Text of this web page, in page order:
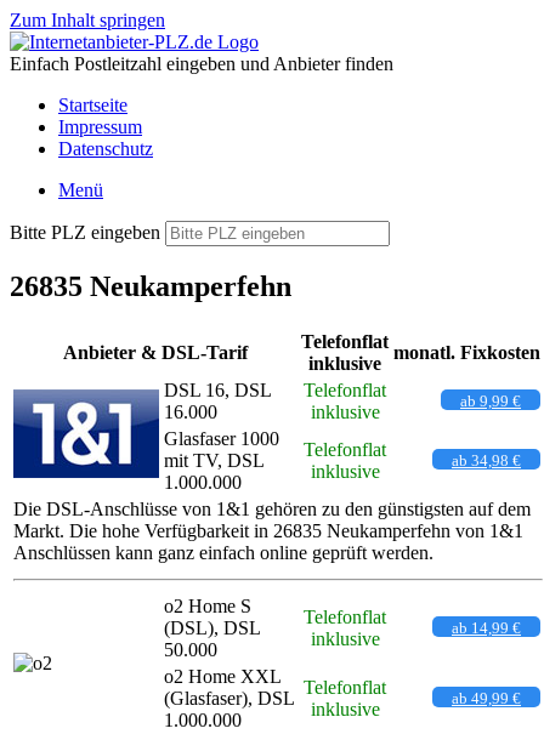
Zum Inhalt springen
Einfach Postleitzahl eingeben und Anbieter finden
Startseite
Impressum
Datenschutz
Menü
Bitte PLZ eingeben
26835 Neukamperfehn
Anbieter & DSL-Tarif
Telefonflat
inklusive
monatl. Fixkosten
DSL 16, DSL
16.000
Telefonflat
inklusive
ab 9,99 €
Glasfaser 1000
mit TV, DSL
1.000.000
Telefonflat
inklusive
ab 34,98 €
Die DSL-Anschlüsse von 1&1 gehören zu den günstigsten auf dem
Markt. Die hohe Verfügbarkeit in 26835 Neukamperfehn von 1&1
Anschlüssen kann ganz einfach online geprüft werden.
o2 Home S
(DSL), DSL
50.000
Telefonflat
inklusive
ab 14,99 €
o2 Home XXL
(Glasfaser), DSL
1.000.000
Telefonflat
inklusive
ab 49,99 €